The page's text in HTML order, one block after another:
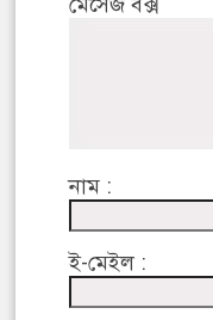
নাম :
ই-মেইল :